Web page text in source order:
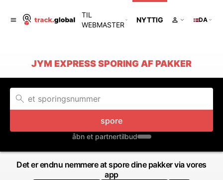
TIL
WEBMASTER
NYTTIG DA
JYM EXPRESS SPORING AF PAKKER
spore
åbn et partnertilbud
Det er endnu nemmere at spore dine pakker via vores
app